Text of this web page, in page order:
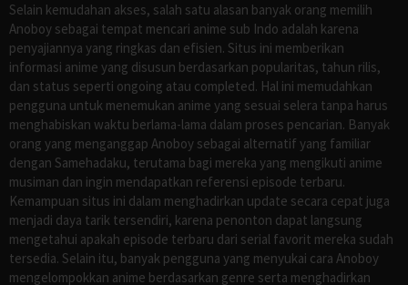
Selain kemudahan akses, salah satu alasan banyak orang memilih
Anoboy sebagai tempat mencari anime sub Indo adalah karena
penyajiannya yang ringkas dan efisien. Situs ini memberikan
informasi anime yang disusun berdasarkan popularitas, tahun rilis,
dan status seperti ongoing atau completed. Hal ini memudahkan
pengguna untuk menemukan anime yang sesuai selera tanpa harus
menghabiskan waktu berlama-lama dalam proses pencarian. Banyak
orang yang menganggap Anoboy sebagai alternatif yang familiar
dengan Samehadaku, terutama bagi mereka yang mengikuti anime
musiman dan ingin mendapatkan referensi episode terbaru.
Kemampuan situs ini dalam menghadirkan update secara cepat juga
menjadi daya tarik tersendiri, karena penonton dapat langsung
mengetahui apakah episode terbaru dari serial favorit mereka sudah
tersedia. Selain itu, banyak pengguna yang menyukai cara Anoboy
mengelompokkan anime berdasarkan genre serta menghadirkan